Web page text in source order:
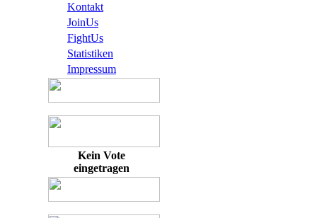
Kontakt
JoinUs
FightUs
Statistiken
Impressum
Kein Vote
eingetragen